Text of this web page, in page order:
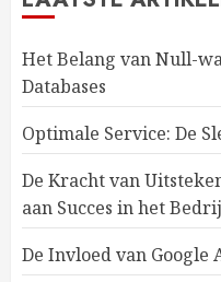
Het Belang van Null-
Databases
Optimale Service: De
De Kracht van
aan Succes in het
De Invloed van Google